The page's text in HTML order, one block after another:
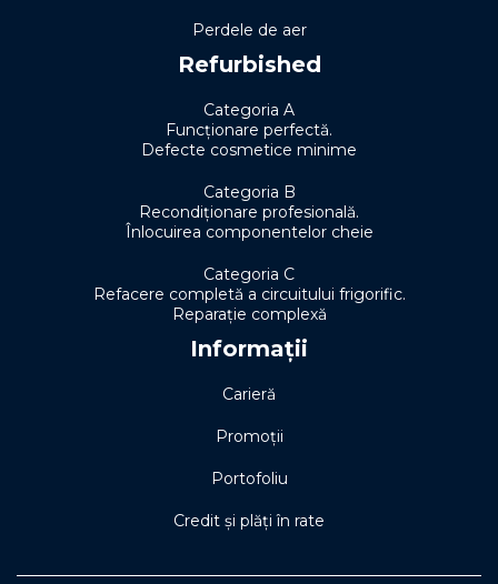
Perdele de aer
Refurbished
Categoria A
Funcționare perfectă.
Defecte cosmetice minime
Categoria B
Recondiționare profesională.
Înlocuirea componentelor cheie
Categoria C
Refacere completă a circuitului frigorific.
Reparație complexă
Informații
Carieră
Promoții
Portofoliu
Credit și plăți în rate